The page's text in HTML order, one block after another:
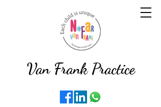
Van Frank Practice